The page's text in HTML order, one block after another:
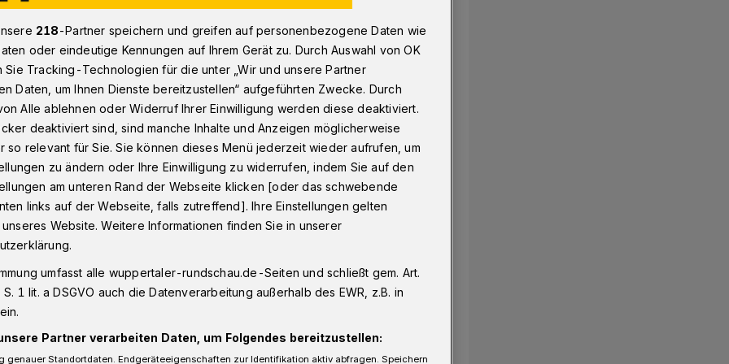
lädt ein zum Lego-Rampen-Bau
ein zum Lego-
Jugendrat hat sich ein praktisches
Kindern und Jugendlichen mit
gemacht werden soll: Die Mitglieder
mobile Rampen aus Legosteinen
218-Partner speichern und greifen auf personenbezogene Daten wie
oder eindeutige Kennungen auf Ihrem Gerät zu. Durch Auswahl von OK
Sie Tracking-Technologien für die unter „Wir und unsere Partner
Daten, um Ihnen Dienste bereitzustellen“ aufgeführten Zwecke. Durch
Alle ablehnen oder Widerruf Ihrer Einwilligung werden diese deaktiviert.
deaktiviert sind, sind manche Inhalte und Anzeigen möglicherweise
so relevant für Sie. Sie können dieses Menü jederzeit wieder aufrufen, um
zu ändern oder Ihre Einwilligung zu widerrufen, indem Sie auf den
am unteren Rand der Webseite klicken [oder das schwebende
links auf der Webseite, falls zutreffend]. Ihre Einstellungen gelten
Website. Weitere Informationen finden Sie in unserer
umfasst alle wuppertaler-rundschau.de-Seiten und schließt gem. Art.
1 lit. a DSGVO auch die Datenverarbeitung außerhalb des EWR, z.B. in
Partner verarbeiten Daten, um Folgendes bereitzustellen:
genauer Standortdaten. Endgeräteeigenschaften zur Identifikation aktiv abfragen. Speichern